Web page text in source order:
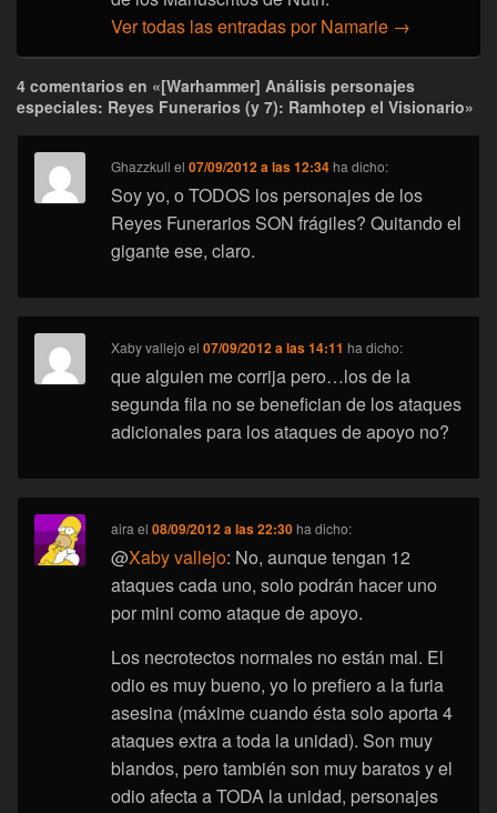
Ver todas las entradas por Namarie →
4 comentarios en «[Warhammer] Análisis personajes
especiales: Reyes Funerarios (y 7): Ramhotep el Visionario»
Ghazzkull el07/09/2012 a las 12:34 ha dicho:
Soy yo, o TODOS los personajes de los
Reyes Funerarios SON frágiles? Quitando el
gigante ese, claro.
Xaby vallejo el07/09/2012 a las 14:11 ha dicho:
que alguien me corrija pero…los de la
segunda fila no se benefician de los ataques
adicionales para los ataques de apoyo no?
aira el08/09/2012 a las 22:30 ha dicho:
@Xaby vallejo: No, aunque tengan 12
ataques cada uno, solo podrán hacer uno
por mini como ataque de apoyo.
Los necrotectos normales no están mal. El
odio es muy bueno, yo lo prefiero a la furia
asesina (máxime cuando ésta solo aporta 4
ataques extra a toda la unidad). Son muy
blandos, pero también son muy baratos y el
odio afecta a TODA la unidad, personajes